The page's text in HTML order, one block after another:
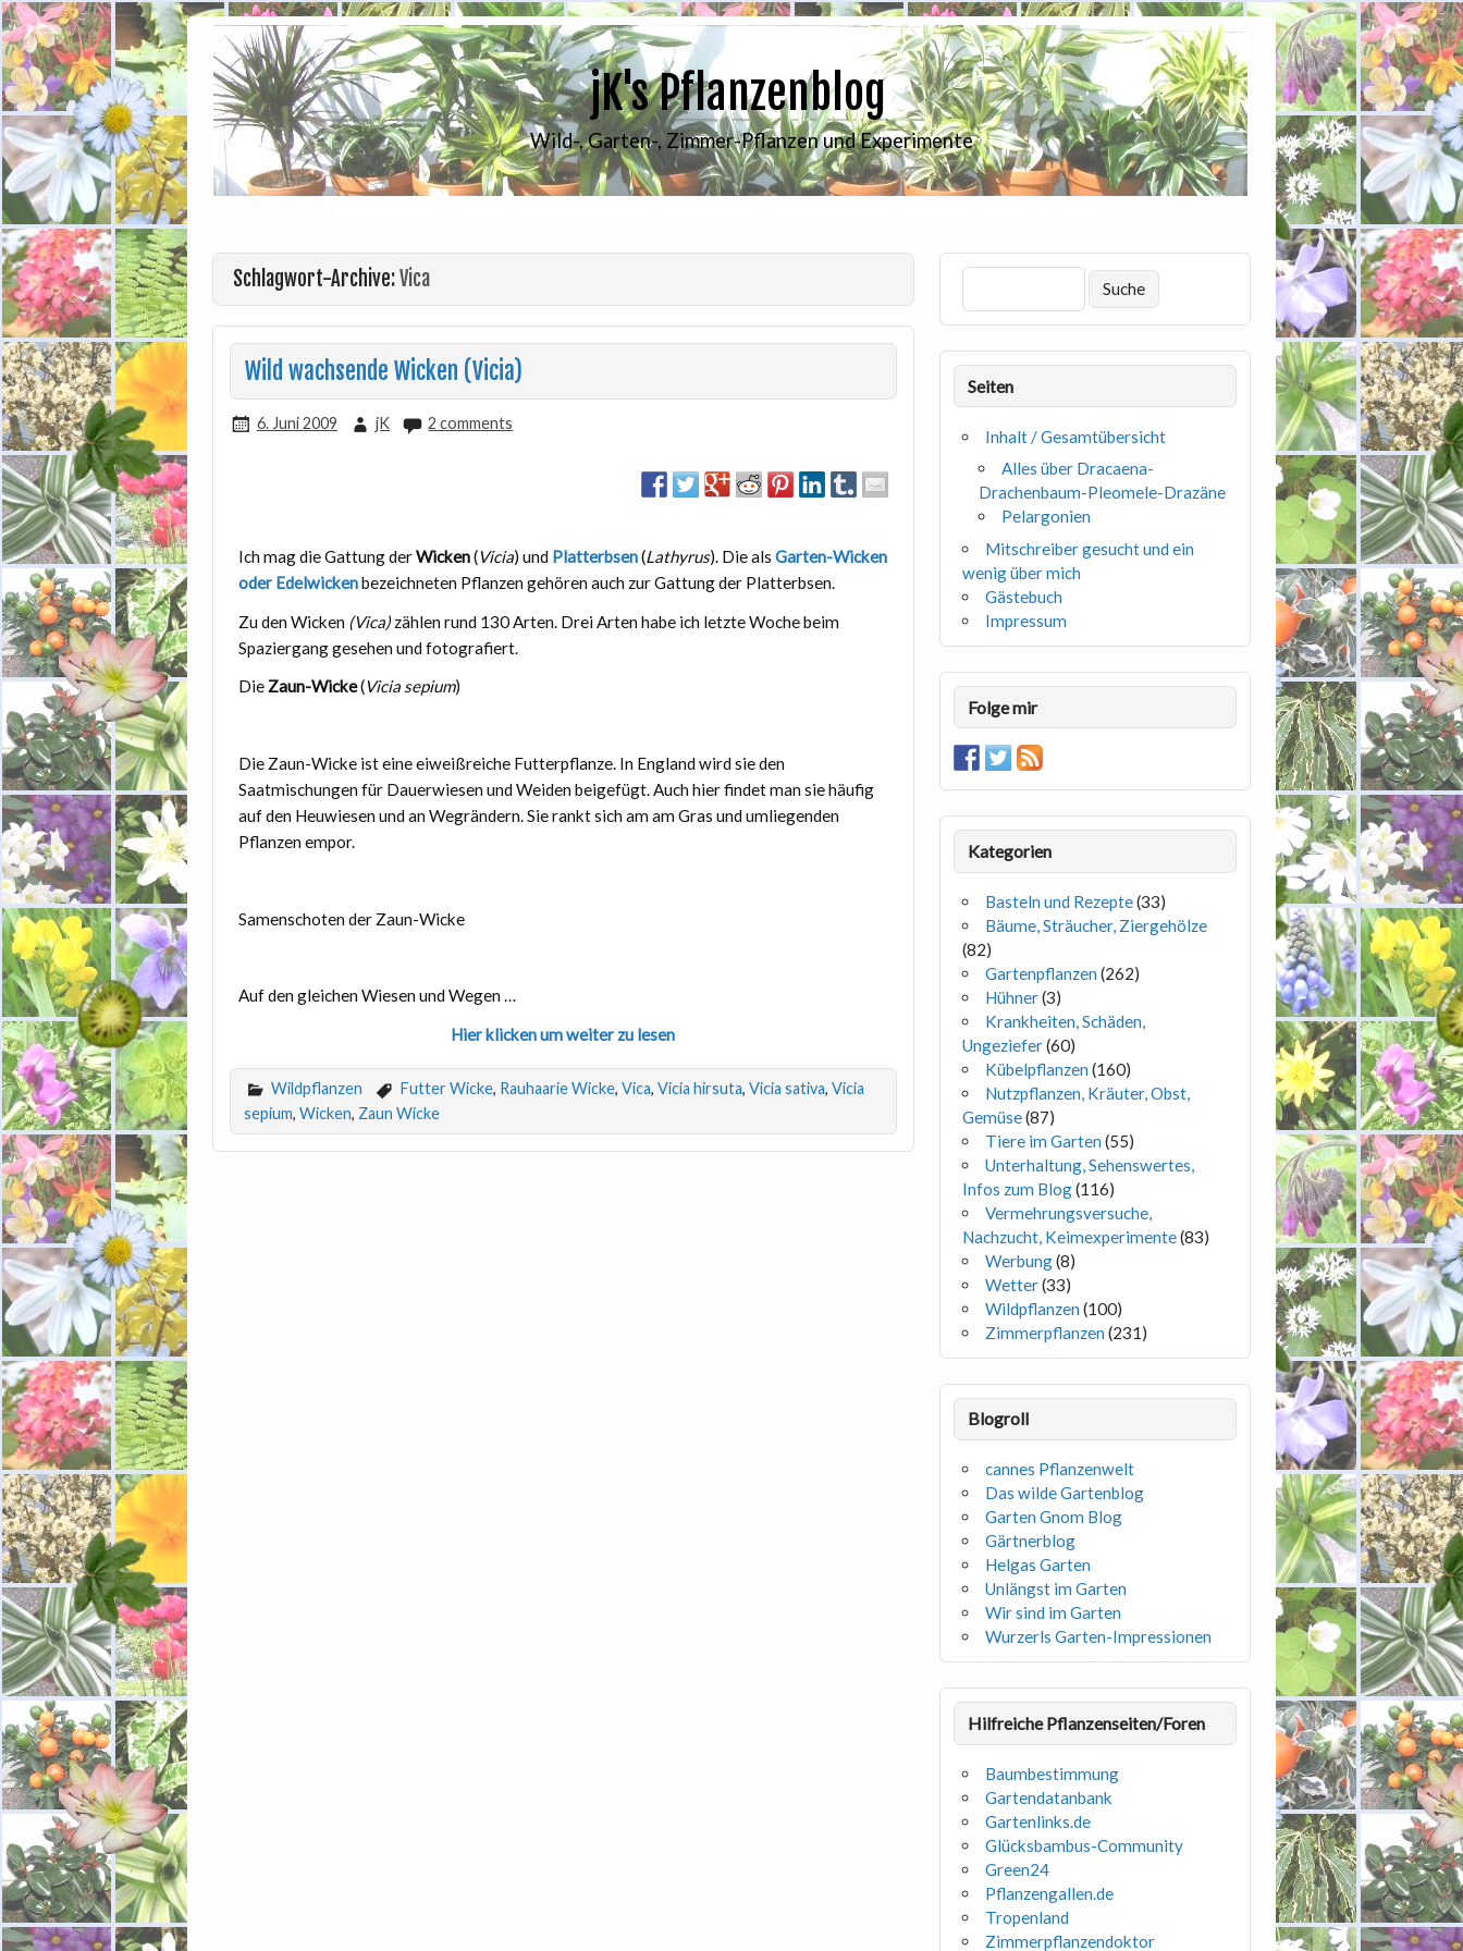
jK's Pflanzenblog
Wild-, Garten-, Zimmer-Pflanzen und Experimente
Schlagwort-Archive:Vica
Wild wachsende Wicken (Vicia)
6. Juni 2009 jK 2 comments
Ich mag die Gattung derWicken(Vicia) und Platterbsen(Lathyrus). Die als Garten-Wicken
oder Edelwickenbezeichneten Pflanzen gehören auch zur Gattung der Platterbsen.
Zu den Wicken (Vica) zählen rund 130 Arten. Drei Arten habe ich letzte Woche beim
Spaziergang gesehen und fotografiert.
Die Zaun-Wicke(Vicia sepium)
Die Zaun-Wicke ist eine eiweißreiche Futterpflanze. In England wird sie den
Saatmischungen für Dauerwiesen und Weiden beigefügt. Auch hier findet man sie häufig
auf den Heuwiesen und an Wegrändern. Sie rankt sich am am Gras und umliegenden
Pflanzen empor.
Samenschoten der Zaun-Wicke
Auf den gleichen Wiesen und Wegen …
Hier klicken um weiter zu lesen
Wildpflanzen Futter Wicke, Rauhaarie Wicke, Vica, Vicia hirsuta, Vicia sativa, Vicia
sepium, Wicken, Zaun Wicke
Seiten
Inhalt / Gesamtübersicht
Alles über Dracaena-
Drachenbaum-Pleomele-Drazäne
Pelargonien
Mitschreiber gesucht und ein
wenig über mich
Gästebuch
Impressum
Folge mir
Kategorien
Basteln und Rezepte(33)
Bäume, Sträucher, Ziergehölze
(82)
Gartenpflanzen (262)
Hühner(3)
Krankheiten, Schäden,
Ungeziefer(60)
Kübelpflanzen (160)
Nutzpflanzen, Kräuter, Obst,
Gemüse(87)
Tiere im Garten (55)
Unterhaltung, Sehenswertes,
Infos zum Blog(116)
Vermehrungsversuche,
Nachzucht, Keimexperimente(83)
Werbung(8)
Wetter(33)
Wildpflanzen (100)
Zimmerpflanzen (231)
Blogroll
cannes Pflanzenwelt
Das wilde Gartenblog
Garten Gnom Blog
Gärtnerblog
Helgas Garten
Unlängst im Garten
Wir sind im Garten
Wurzerls Garten-Impressionen
Hilfreiche Pflanzenseiten/Foren
Baumbestimmung
Gartendatanbank
Gartenlinks.de
Glücksbambus-Community
Green24
Pflanzengallen.de
Tropenland
Zimmerpflanzendoktor